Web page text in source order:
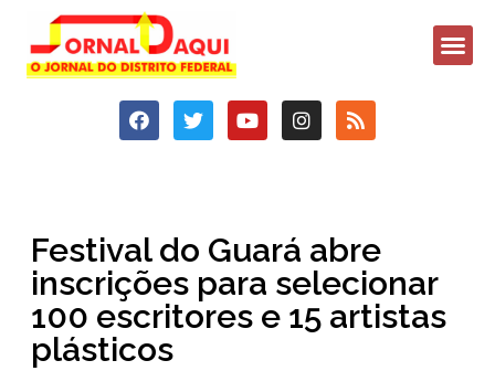
Festival do Guará abre
inscrições para selecionar
100 escritores e 15 artistas
plásticos